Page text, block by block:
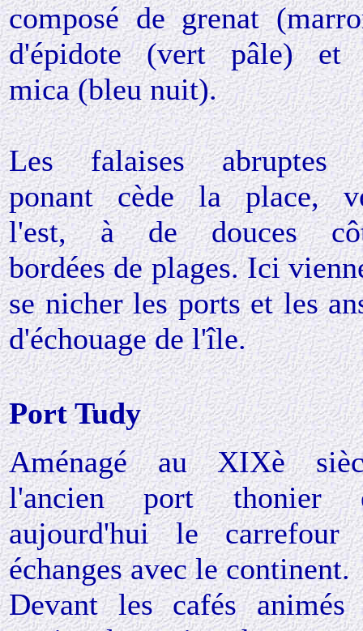
composé de grenat
d'épidote (vert pâle) et
mica (bleu nuit).
Les falaises abruptes
ponant cède la place,
l'est, à de douces
bordées de plages. Ici
se nicher les ports et les
d'échouage de l'île.
Port Tudy
Aménagé au XIXè
l'ancien port thonier
aujourd'hui le carrefour
échanges avec le continent.
Devant les cafés animés